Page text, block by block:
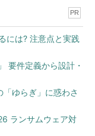
るウ
な
、以
設
PR
には? 注意点と実践
要件定義から設計・
ゆらぎ」に惑わさ
ランサムウェア対